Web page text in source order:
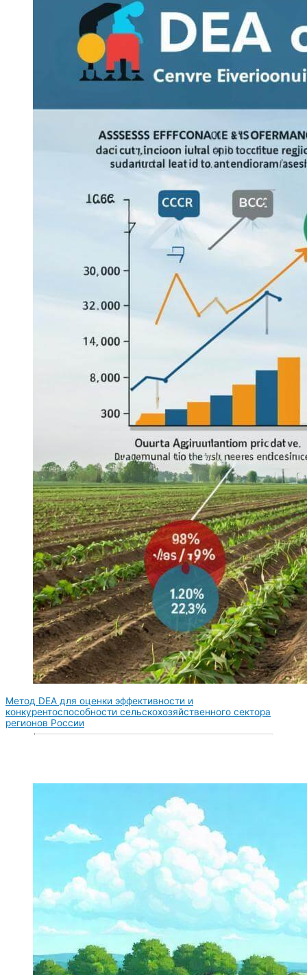
Метод DEA для оценки эффективности и
конкурентоспособности сельскохозяйственного сектора
регионов России